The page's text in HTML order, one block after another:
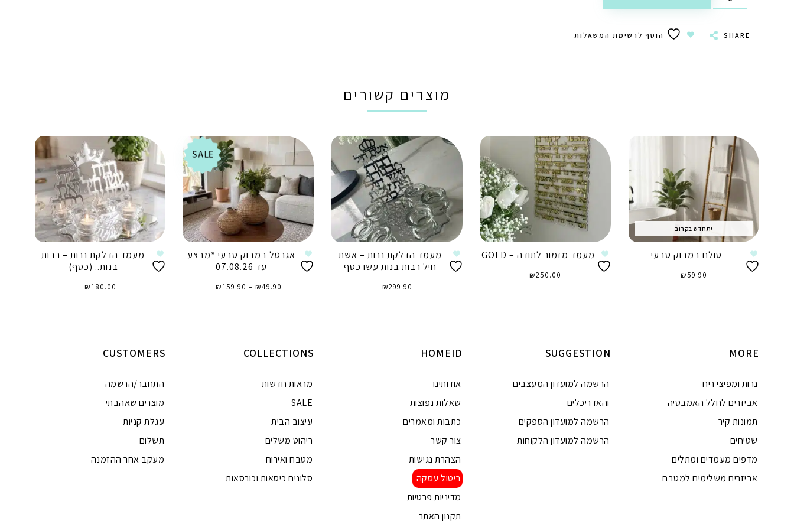
SHARE הוסף לרשימת המשאלות
מוצרים קשורים
יתחדש בקרוב
סולם במבוק טבעי
₪59.90
מעמד מזמור לתודה – GOLD
₪250.00
מעמד הדלקת נרות – אשת
חיל רבות בנות עשו כסף
₪299.90
SALE
אגרטל במבוק טבעי *מבצע
עד 07.08.26
₪49.90
–
₪159.90 מחירים:
מעמד הדלקת נרות – רבות
בנות.. (כסף)
₪180.00
CUSTOMERS
התחבר/הרשמה
מוצרים שאהבתי
עגלת קניות
תשלום
מעקב אחר ההזמנה
COLLECTIONS
מראות חדשות
SALE
עיצוב הבית
ריהוט משלים
מטבח ואירוח
סלונים כיסאות וכורסאות
HOMEID
אודותינו
שאלות נפוצות
כתבות ומאמרים
צור קשר
הצהרת נגישות
ביטול עסקה
מדיניות פרטיות
תקנון האתר
SUGGESTION
הרשמה למועדון המעצבים
והאדריכלים
הרשמה למועדון הספקים
הרשמה למועדון הלקוחות
MORE
נרות ומפיצי ריח
אביזרים לחלל האמבטיה
תמונות קיר
שטיחים
מדפים מעמדים ומתלים
אביזרים משלימים למטבח